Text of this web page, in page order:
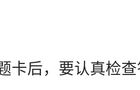
后，要认真检查